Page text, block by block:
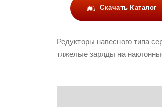
Скачать Kаталог
Редукторы навесного типа
тяжелые заряды на